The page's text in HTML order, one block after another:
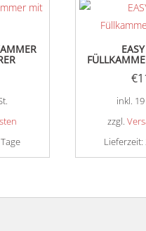
€
inkl.
zzgl.
Lieferzeit: